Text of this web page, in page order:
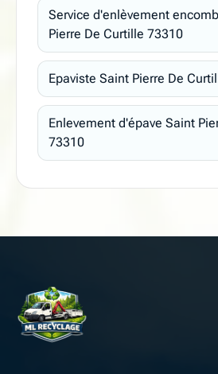
Service d'enlèvement
Pierre De Curtille 73310
Epaviste Saint Pierre De
Enlevement d'épave Saint
73310